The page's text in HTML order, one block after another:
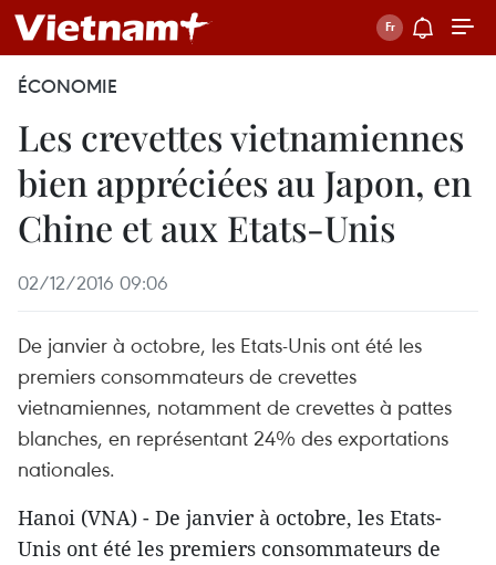
ÉCONOMIE
Les crevettes vietnamiennes
bien appréciées au Japon, en
Chine et aux Etats-Unis
02/12/2016 09:06
De janvier à octobre, les Etats-Unis ont été les
premiers consommateurs de crevettes
vietnamiennes, notamment de crevettes à pattes
blanches, en représentant 24% des exportations
nationales.
Hanoi (VNA) - De janvier à octobre, les Etats-
Unis ont été les premiers consommateurs de